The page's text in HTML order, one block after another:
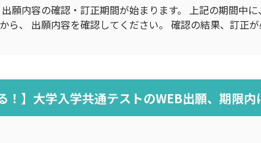
願内容の確認・訂正期間が始まります。 上記の期間中
ら、 出願内容を確認してください。 確認の結果、訂正
！】大学入学共通テストのWEB出願、期限内